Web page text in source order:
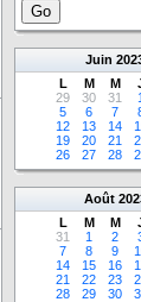
Juin
L
M M
29
30 31 1
5
6 7
12
13 14
19
20 21
26
27 28
Août
L
M M
31
1 2
7
8 9
14
15 16
21
22 23
28
29 30